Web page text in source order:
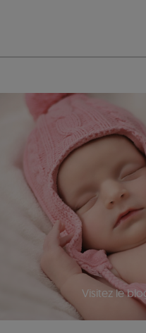
Visitez le